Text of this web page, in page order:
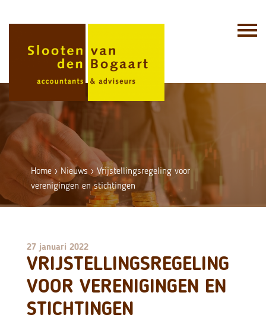
Home › Nieuws›Vrijstellingsregeling voor
verenigingen en stichtingen
27 januari 2022
VRIJSTELLINGSREGELING
VOOR VERENIGINGEN EN
STICHTINGEN